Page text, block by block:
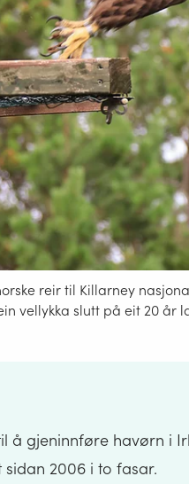
reir til Killarney
vellykka slutt på eit 20 år
å gjeninnføre havørn i
sidan 2006 i to fasar.